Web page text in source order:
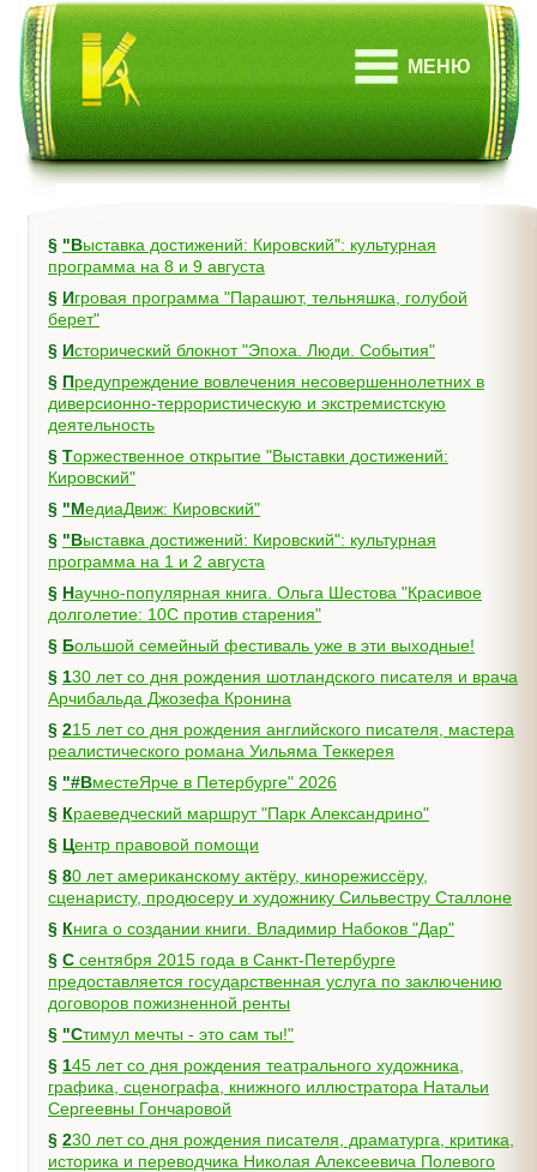
МЕНЮ
§ "Выставка достижений: Кировский": культурная
программа на 8 и 9 августа
§ Игровая программа "Парашют, тельняшка, голубой
берет"
§
Исторический блокнот "Эпоха. Люди. События"
§ Предупреждение вовлечения несовершеннолетних в
диверсионно-террористическую и экстремистскую
деятельность
§ Торжественное открытие "Выставки достижений:
Кировский"
§
"МедиаДвиж: Кировский"
§ "Выставка достижений: Кировский": культурная
программа на 1 и 2 августа
§ Научно-популярная книга. Ольга Шестова "Красивое
долголетие: 10C против старения"
§
Большой семейный фестиваль уже в эти выходные!
§ 130 лет со дня рождения шотландского писателя и врача
Арчибальда Джозефа Кронина
§ 215 лет со дня рождения английского писателя, мастера
реалистического романа Уильяма Теккерея
§
"#ВместеЯрче в Петербурге" 2026
§
Краеведческий маршрут "Парк Александрино"
§
Центр правовой помощи
§ 80 лет американскому актёру, кинорежиссёру,
сценаристу, продюсеру и художнику Сильвестру Сталлоне
§
Книга о создании книги. Владимир Набоков "Дар"
§ С сентября 2015 года в Санкт-Петербурге
предоставляется государственная услуга по заключению
договоров пожизненной ренты
§
"Стимул мечты - это сам ты!"
§ 145 лет со дня рождения театрального художника,
графика, сценографа, книжного иллюстратора Натальи
Сергеевны Гончаровой
§ 230 лет со дня рождения писателя, драматурга, критика,
историка и переводчика Николая Алексеевича Полевого